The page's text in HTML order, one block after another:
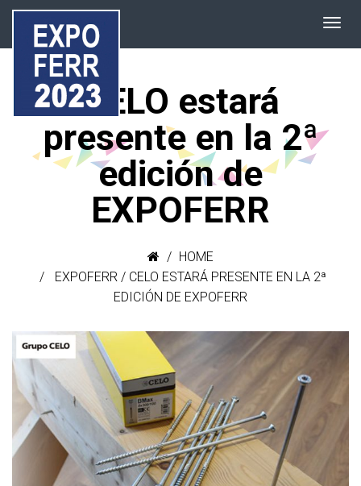
CELO estará
presente en la 2ª
edición de
EXPOFERR
HOME
EXPOFERR /CELO ESTARÁ PRESENTE EN LA 2ª
EDICIÓN DE EXPOFERR